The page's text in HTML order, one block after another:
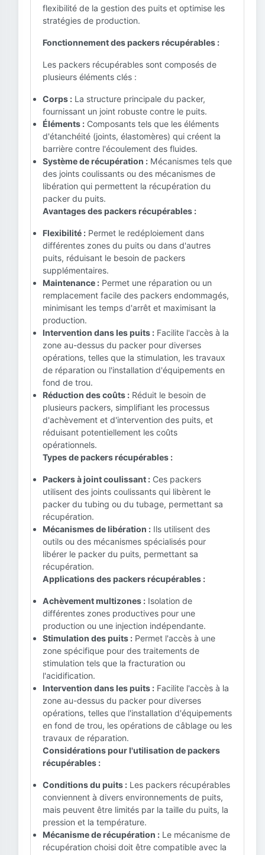
flexibilité de la gestion des puits et optimise les
stratégies de production.
Fonctionnement des packers récupérables :
Les packers récupérables sont composés de
plusieurs éléments clés :
Corps : La structure principale du packer,
fournissant un joint robuste contre le puits.
Éléments : Composants tels que les éléments
d'étanchéité (joints, élastomères) qui créent la
barrière contre l'écoulement des fluides.
Système de récupération : Mécanismes tels que
des joints coulissants ou des mécanismes de
libération qui permettent la récupération du
packer du puits.
Avantages des packers récupérables :
Flexibilité : Permet le redéploiement dans
différentes zones du puits ou dans d'autres
puits, réduisant le besoin de packers
supplémentaires.
Maintenance : Permet une réparation ou un
remplacement facile des packers endommagés,
minimisant les temps d'arrêt et maximisant la
production.
Intervention dans les puits : Facilite l'accès à la
zone au-dessus du packer pour diverses
opérations, telles que la stimulation, les travaux
de réparation ou l'installation d'équipements en
fond de trou.
Réduction des coûts : Réduit le besoin de
plusieurs packers, simplifiant les processus
d'achèvement et d'intervention des puits, et
réduisant potentiellement les coûts
opérationnels.
Types de packers récupérables :
Packers à joint coulissant : Ces packers
utilisent des joints coulissants qui libèrent le
packer du tubing ou du tubage, permettant sa
récupération.
Mécanismes de libération : Ils utilisent des
outils ou des mécanismes spécialisés pour
libérer le packer du puits, permettant sa
récupération.
Applications des packers récupérables :
Achèvement multizones : Isolation de
différentes zones productives pour une
production ou une injection indépendante.
Stimulation des puits : Permet l'accès à une
zone spécifique pour des traitements de
stimulation tels que la fracturation ou
l'acidification.
Intervention dans les puits : Facilite l'accès à la
zone au-dessus du packer pour diverses
opérations, telles que l'installation d'équipements
en fond de trou, les opérations de câblage ou les
travaux de réparation.
Considérations pour l'utilisation de packers
récupérables :
Conditions du puits : Les packers récupérables
conviennent à divers environnements de puits,
mais peuvent être limités par la taille du puits, la
pression et la température.
Mécanisme de récupération : Le mécanisme de
récupération choisi doit être compatible avec la